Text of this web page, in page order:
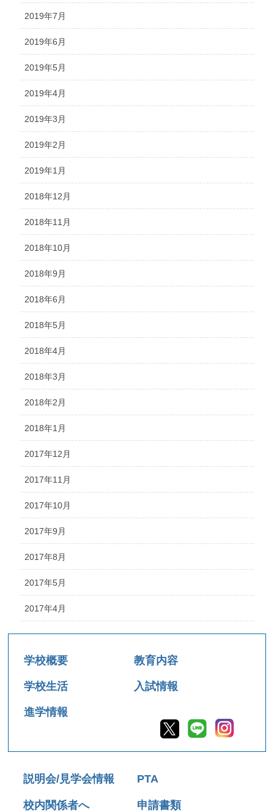
2019年7月
2019年6月
2019年5月
2019年4月
2019年3月
2019年2月
2019年1月
2018年12月
2018年11月
2018年10月
2018年9月
2018年6月
2018年5月
2018年4月
2018年3月
2018年2月
2018年1月
2017年12月
2017年11月
2017年10月
2017年9月
2017年8月
2017年5月
2017年4月
学校概要 教育内容
学校生活 入試情報
進学情報
説明会/見学会情報 PTA
校内関係者へ 申請書類